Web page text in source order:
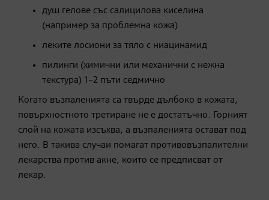
душ гелове със салицилова киселина
(например за проблемна кожа)
леките лосиони за тяло с ниацинамид
пилинги (химични или механични с нежна
текстура) 1–2 пъти седмично
Когато възпаленията са твърде дълбоко в кожата,
повърхностното третиране не е достатъчно. Горният
слой на кожата изсъхва, а възпаленията остават под
него. В такива случаи помагат противовъзпалителни
лекарства против акне, които се предписват от
лекар.